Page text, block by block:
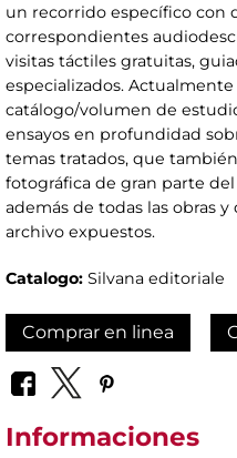
un recorrido específico con
correspondientes
visitas táctiles gratuitas,
especializados.
catálogo/volumen de
ensayos en profundidad
temas tratados, que
fotográfica de gran parte
además de todas las obras
archivo expuestos.
Catalogo: Silvana editoriale
Comprar en linea
Informaciones